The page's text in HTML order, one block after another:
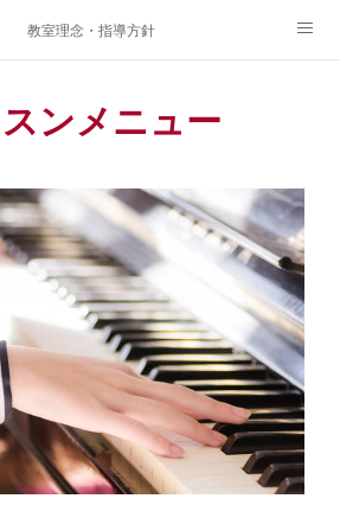
教室理念・指導方針
込み
アクセス 演奏スケジュール
ンメニュー